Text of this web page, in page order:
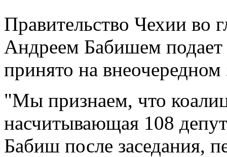
Правительство Чехии во
Андреем Бабишем подает
принято на
"Мы признаем, что
насчитывающая 108
Бабиш после заседания,